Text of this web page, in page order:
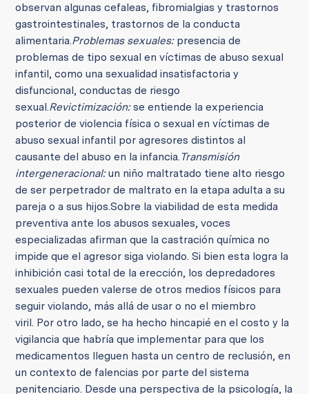
observan algunas cefaleas, fibromialgias y trastornos
gastrointestinales, trastornos de la conducta
alimentaria.Problemas sexuales: presencia de
problemas de tipo sexual en víctimas de abuso sexual
infantil, como una sexualidad insatisfactoria y
disfuncional, conductas de riesgo
sexual.Revictimización:se entiende la experiencia
posterior de violencia física o sexual en víctimas de
abuso sexual infantil por agresores distintos al
causante del abuso en la infancia.Transmisión
intergeneracional:un niño maltratado tiene alto riesgo
de ser perpetrador de maltrato en la etapa adulta a su
pareja o a sus hijos.Sobre la viabilidad de esta medida
preventiva ante los abusos sexuales, voces
especializadas afirman que la castración química no
impide que el agresor siga violando. Si bien esta logra la
inhibición casi total de la erección, los depredadores
sexuales pueden valerse de otros medios físicos para
seguir violando, más allá de usar o no el miembro
viril. Por otro lado, se ha hecho hincapié en el costo y la
vigilancia que habría que implementar para que los
medicamentos lleguen hasta un centro de reclusión, en
un contexto de falencias por parte del sistema
penitenciario. Desde una perspectiva de la psicología, la